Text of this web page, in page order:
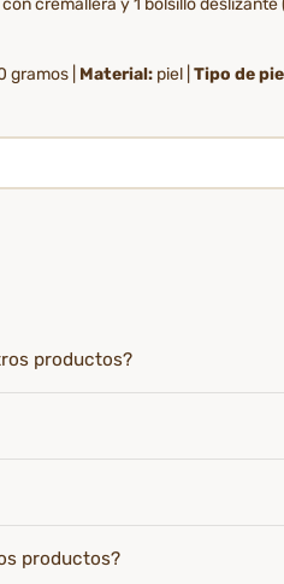
gramos | Material: piel | Tipo de
productos?
productos?